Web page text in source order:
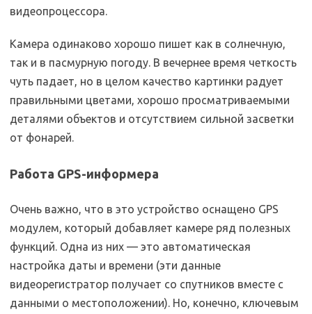
видеопроцессора.
Камера одинаково хорошо пишет как в солнечную,
так и в пасмурную погоду. В вечернее время четкость
чуть падает, но в целом качество картинки радует
правильными цветами, хорошо просматриваемыми
деталями объектов и отсутствием сильной засветки
от фонарей.
Работа GPS-информера
Очень важно, что в это устройство оснащено GPS
модулем, который добавляет камере ряд полезных
функций. Одна из них — это автоматическая
настройка даты и времени (эти данные
видеорегистратор получает со спутников вместе с
данными о местоположении). Но, конечно, ключевым